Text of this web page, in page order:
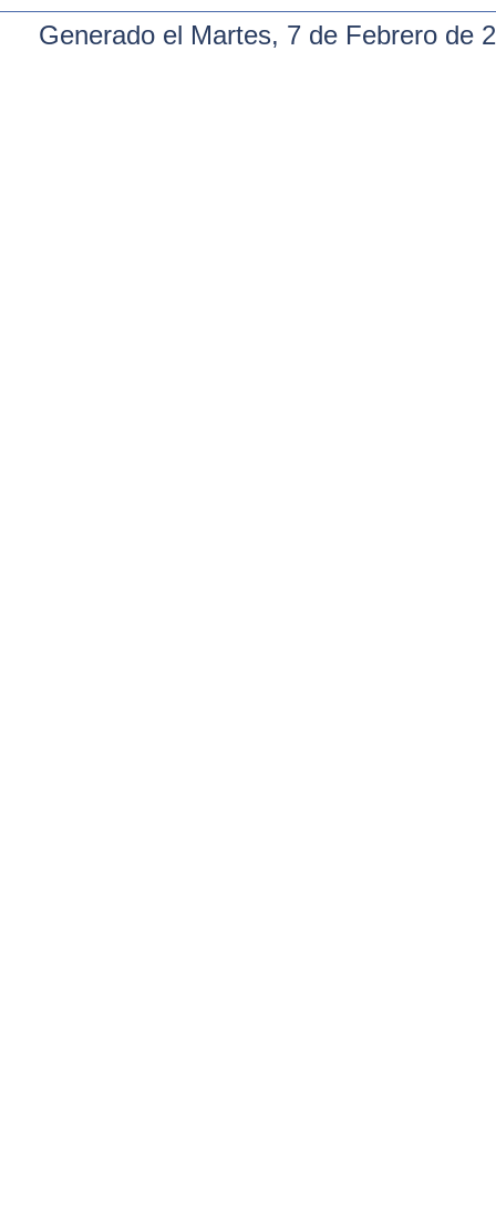
Generado el Martes, 7 de Febrero de